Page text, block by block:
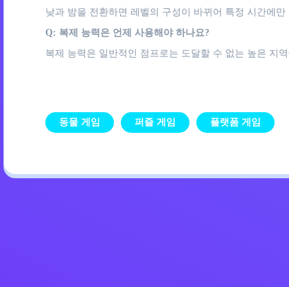
낮과 밤을 전환하면 레벨의 구성이 바뀌어 특정 시간에
Q: 복제 능력은 언제 사용해야 하나요?
복제 능력은 일반적인 점프로는 도달할 수 없는 높은 지
동물 게임 퍼즐 게임 플랫폼 게임